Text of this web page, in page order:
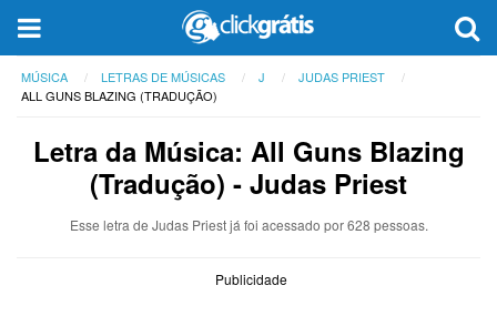
MÚSICA LETRAS DE MÚSICAS J
JUDAS PRIEST
ALL GUNS BLAZING (TRADUÇÃO)
Letra da Música: All Guns Blazing
(Tradução) - Judas Priest
Esse letra de Judas Priest já foi acessado por 628 pessoas.
Publicidade